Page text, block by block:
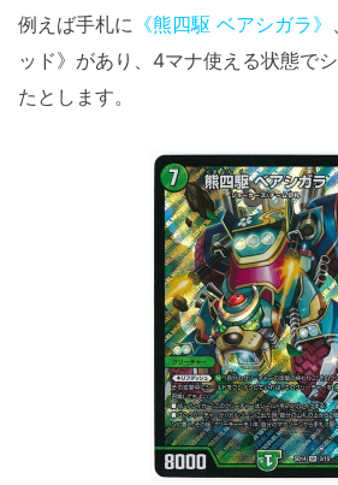
例えば手札に 《熊四駆 ベアシガラ》
ッド》があり、4マナ使える状態で
たとします。